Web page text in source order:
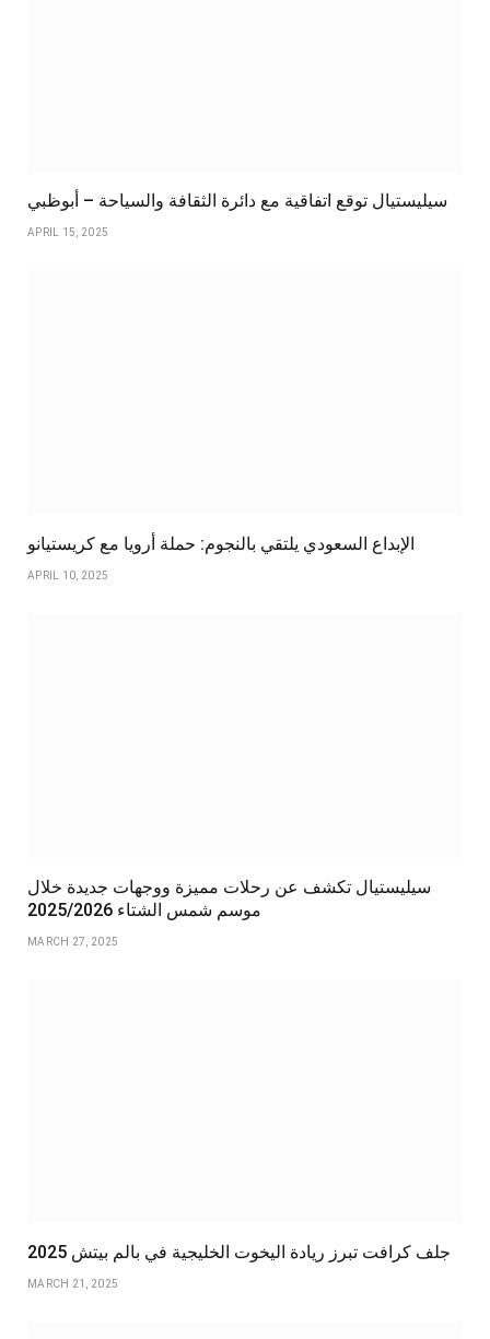
سيليستيال توقع اتفاقية مع دائرة الثقافة والسياحة – أبوظبي
APRIL 15, 2025
الإبداع السعودي يلتقي بالنجوم: حملة أرويا مع كريستيانو
APRIL 10, 2025
سيليستيال تكشف عن رحلات مميزة ووجهات جديدة خلال
موسم شمس الشتاء 2025/2026
MARCH 27, 2025
جلف كرافت تبرز ريادة اليخوت الخليجية في بالم بيتش 2025
MARCH 21, 2025